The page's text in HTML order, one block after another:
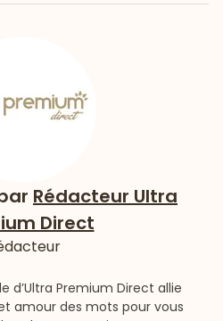
Rédacteur Ultra
Direct
d’Ultra Premium Direct allie
amour des mots pour vous